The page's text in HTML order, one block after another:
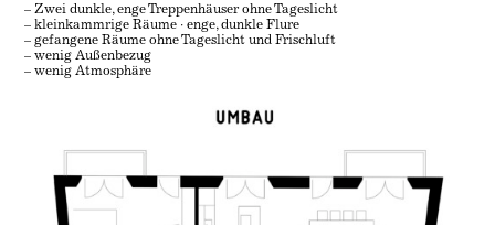
– Zwei dunkle, enge Treppenhäuser ohne Tageslicht
– kleinkammrige Räume · enge, dunkle Flure
– gefangene Räume ohne Tageslicht und Frischluft
– wenig Außenbezug
– wenig Atmosphäre